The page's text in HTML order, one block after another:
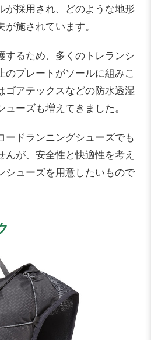
が採用され、どのような地形
施されています。
するため、多くのトレランシ
のプレートがソールに組みこ
ゴアテックスなどの防水透湿
ーズも増えてきました。
ードランニングシューズでも
が、安全性と快適性を考え
シューズを用意したいもので